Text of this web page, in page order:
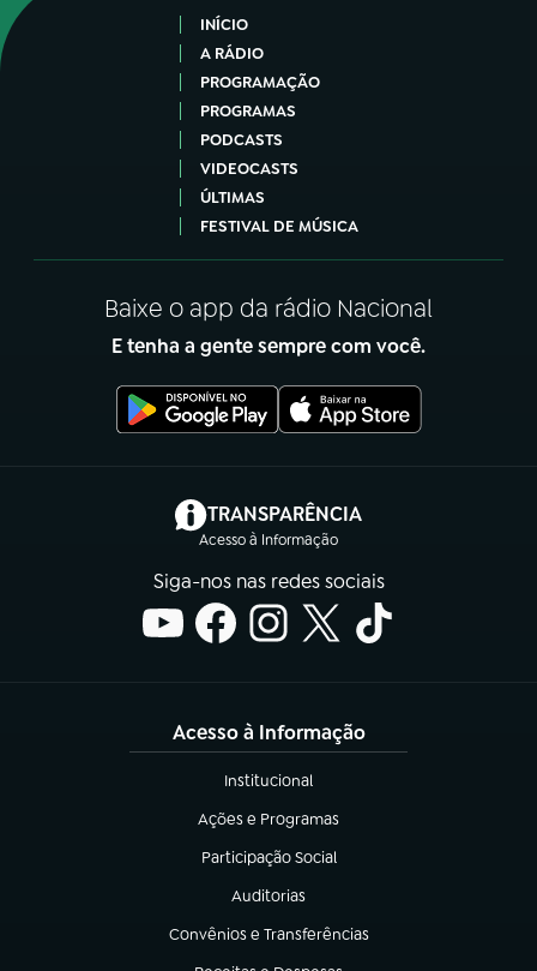
INÍCIO
A RÁDIO
PROGRAMAÇÃO
PROGRAMAS
PODCASTS
VIDEOCASTS
ÚLTIMAS
FESTIVAL DE MÚSICA
Baixe o app da rádio Nacional
E tenha a gente sempre com você.
TRANSPARÊNCIA
Acesso à Informação
(abre em nova aba)
Siga-nos nas redes sociais
Acesso à Informação
Institucional
(abre em nova aba)
Ações e Programas
(abre em nova aba)
Participação Social
(abre em nova aba)
Auditorias
(abre em nova aba)
Convênios e Transferências
(abre em nova aba)